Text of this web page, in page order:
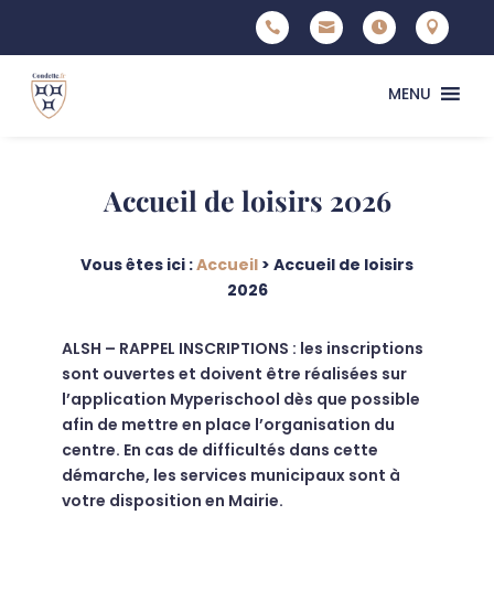




MENU
Accueil de loisirs 2026
Vous êtes ici :Accueil > Accueil de loisirs
2026
ALSH – RAPPEL INSCRIPTIONS : les inscriptions
sont ouvertes et doivent être réalisées sur
l’application Myperischool dès que possible
afin de mettre en place l’organisation du
centre. En cas de difficultés dans cette
démarche, les services municipaux sont à
votre disposition en Mairie.